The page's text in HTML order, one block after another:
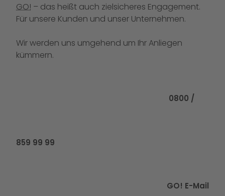
GO! – das heißt auch zielsicheres Engagement.
Für unsere Kunden und unser Unternehmen.
Wir werden uns umgehend um Ihr Anliegen
kümmern.
0800 /
859 99 99
GO! E-Mail